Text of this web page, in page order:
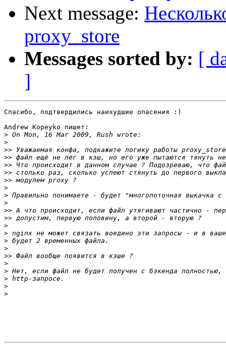
Next message:
proxy_store
Messages sorted by: [
]
Спасибо, подтвердились наихудшие опасения :)
Andrew Kopeyko пишет:
>
>
>>
>>
>>
>>
>>
>
>
>
>>
>>
>
>
>
>
>>
>
>
>
>
>